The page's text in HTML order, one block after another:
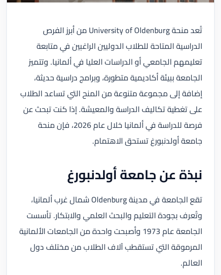
تُعد منحة University of Oldenburg من أبرز الفرص
الدراسية المتاحة للطلاب الدوليين الراغبين في متابعة
تعليمهم الجامعي أو الدراسات العليا في ألمانيا. وتتميز
الجامعة ببيئة أكاديمية متطورة، وبرامج دراسية حديثة،
إضافة إلى مجموعة متنوعة من المنح التي تساعد الطلاب
على تغطية تكاليف الدراسة والمعيشة. إذا كنت تبحث عن
فرصة للدراسة في ألمانيا خلال عام 2026، فإن منحة
جامعة أولدنبورغ تستحق الاهتمام.
نبذة عن جامعة أولدنبورغ
تقع الجامعة في مدينة Oldenburg شمال غرب ألمانيا،
وتُعرف بجودة التعليم والبحث العلمي والابتكار. تأسست
الجامعة عام 1973 وأصبحت واحدة من الجامعات الألمانية
المرموقة التي تستقطب آلاف الطلاب من مختلف دول
العالم.